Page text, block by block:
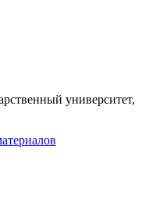
университет,